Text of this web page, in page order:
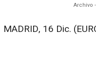
Archivo
MADRID, 16 Dic.